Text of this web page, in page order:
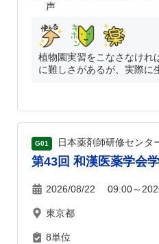
声
植物園実習をこなさなけれ
に難しさがあるが、実際に
G01 日本薬剤師研修センタ
第43回 和漢医薬学会
2026/08/22 09:00～
東京都
8単位